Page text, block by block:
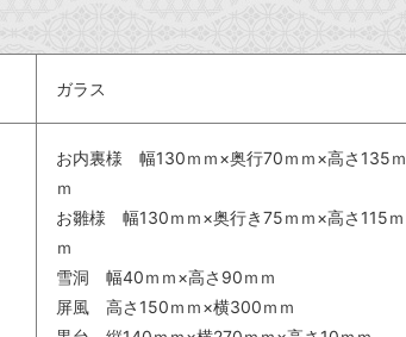
ガラス
お内裏様 幅130ｍｍ×奥行70ｍｍ×高さ135ｍ
ｍ
お雛様 幅130ｍｍ×奥行き75ｍｍ×高さ115ｍ
ｍ
雪洞 幅40ｍｍ×高さ90ｍｍ
屏風 高さ150ｍｍ×横300ｍｍ